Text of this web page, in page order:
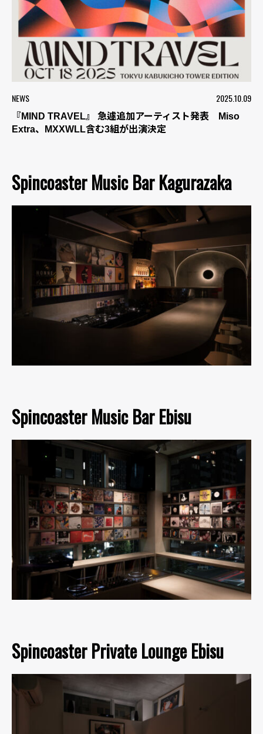
NEWS 2025.10.09
『MIND TRAVEL』 急遽追加アーティスト発表 Miso
Extra、MXXWLL含む3組が出演決定
Spincoaster Music Bar Kagurazaka
Spincoaster Music Bar Ebisu
Spincoaster Private Lounge Ebisu